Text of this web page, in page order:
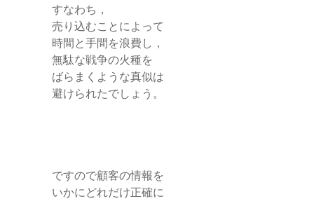
すなわち，
売り込むことによって
時間と手間を浪費し，
無駄な戦争の火種を
ばらまくような真似は
避けられたでしょう。
ですので顧客の情報を
いかにどれだけ正確に